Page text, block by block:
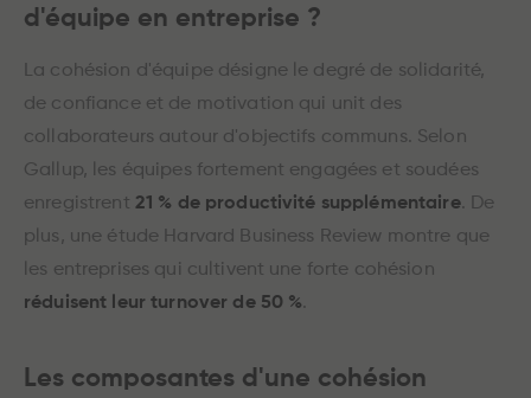
d'équipe en entreprise ?
La cohésion d'équipe désigne le degré de solidarité,
de confiance et de motivation qui unit des
collaborateurs autour d'objectifs communs. Selon
Gallup, les équipes fortement engagées et soudées
enregistrent 21 % de productivité supplémentaire. De
plus, une étude Harvard Business Review montre que
les entreprises qui cultivent une forte cohésion
réduisent leur turnover de 50 %.
Les composantes d'une cohésion